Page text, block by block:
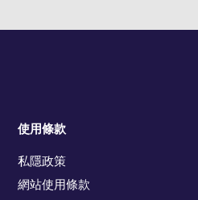
使用條款
私隱政策
網站使用條款